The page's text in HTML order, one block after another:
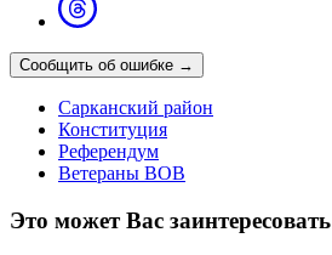
Сообщить об ошибке →
Сарканский район
Конституция
Референдум
Ветераны ВОВ
Это может Вас заинтересовать